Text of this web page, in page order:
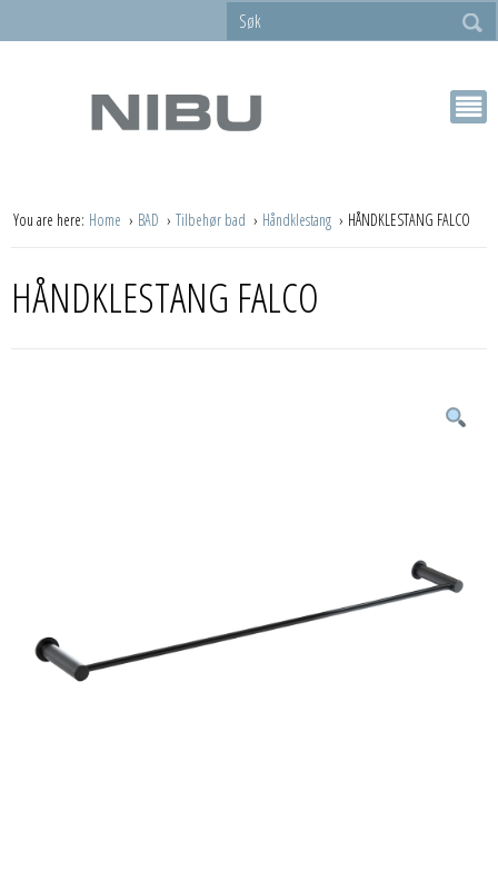
You are here: Home BAD Tilbehør bad Håndklestang HÅNDKLESTANG FALCO
HÅNDKLESTANG FALCO